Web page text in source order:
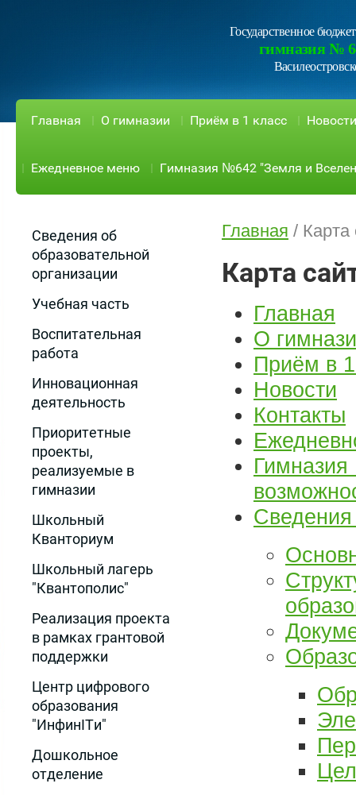
Государственное
гимназия №
Главная О гимназии Приём в 1 класс Новости
Ежедневное меню Гимназия №642 "Земля и
Сведения об
образовательной
организации
Учебная часть
Воспитательная
работа
Инновационная
деятельность
Приоритетные
проекты,
реализуемые в
гимназии
Школьный
Кванториум
Школьный лагерь
"Квантополис"
Реализация проекта
в рамках грантовой
поддержки
Центр цифрового
образования
"ИнфинITи"
Дошкольное
отделение
Главная / Карта
Карта
Главная
О
Приём в
Новости
Контакты
Сведения